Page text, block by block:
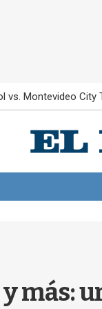
vs. Montevideo City
más: